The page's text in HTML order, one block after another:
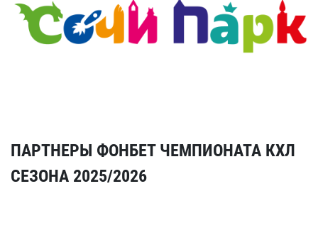
ПАРТНЕРЫ ФОНБЕТ ЧЕМПИОНАТА КХЛ
СЕЗОНА 2025/2026